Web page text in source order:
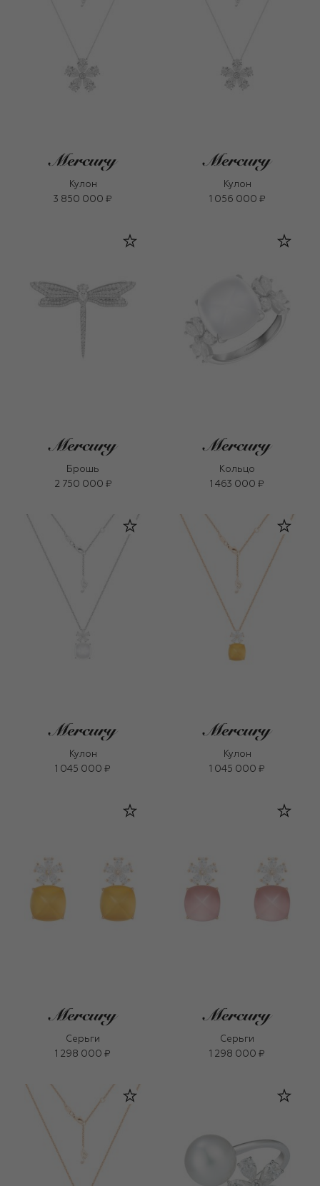
Кулон
3 850 000 ₽
Кулон
1 056 000 ₽
Брошь
2 750 000 ₽
Кольцо
1 463 000 ₽
Кулон
1 045 000 ₽
Кулон
1 045 000 ₽
Серьги
1 298 000 ₽
Серьги
1 298 000 ₽